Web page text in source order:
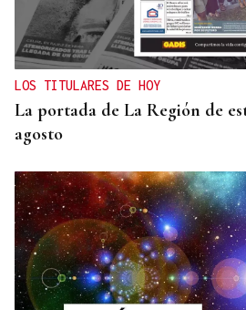
LOS TITULARES DE HOY
La portada de La Región de
agosto